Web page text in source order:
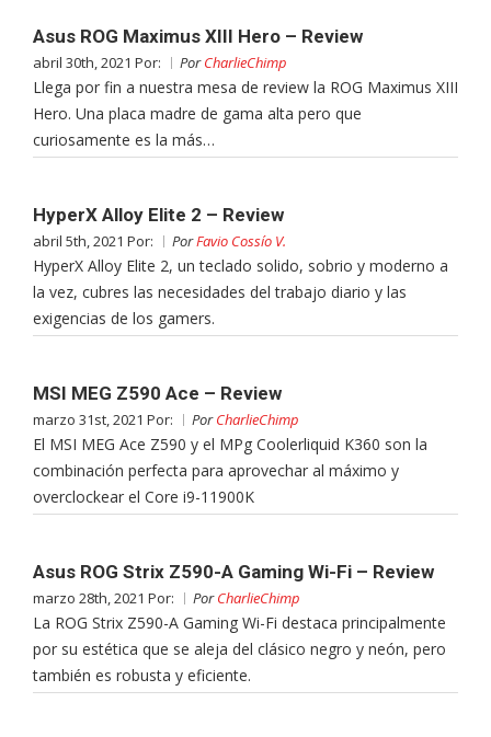
Asus ROG Maximus XIII Hero – Review
abril 30th, 2021 Por: PorCharlieChimp
Llega por fin a nuestra mesa de review la ROG Maximus XIII
Hero. Una placa madre de gama alta pero que
curiosamente es la más…
HyperX Alloy Elite 2 – Review
abril 5th, 2021 Por: PorFavio Cossío V.
HyperX Alloy Elite 2, un teclado solido, sobrio y moderno a
la vez, cubres las necesidades del trabajo diario y las
exigencias de los gamers.
MSI MEG Z590 Ace – Review
marzo 31st, 2021 Por: PorCharlieChimp
El MSI MEG Ace Z590 y el MPg Coolerliquid K360 son la
combinación perfecta para aprovechar al máximo y
overclockear el Core i9-11900K
Asus ROG Strix Z590-A Gaming Wi-Fi – Review
marzo 28th, 2021 Por: PorCharlieChimp
La ROG Strix Z590-A Gaming Wi-Fi destaca principalmente
por su estética que se aleja del clásico negro y neón, pero
también es robusta y eficiente.